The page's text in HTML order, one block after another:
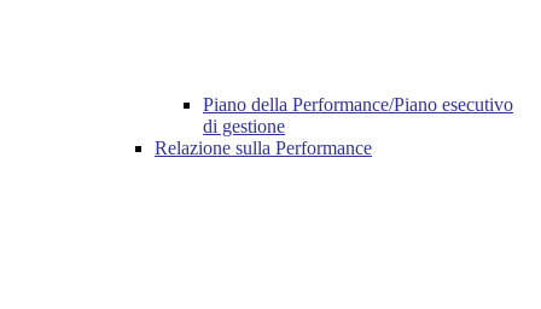
Piano della Performance/Piano esecutivo
di gestione
Relazione sulla Performance